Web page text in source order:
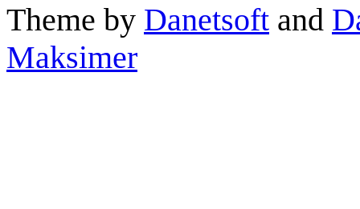
Theme by Danetsoft and
Maksimer